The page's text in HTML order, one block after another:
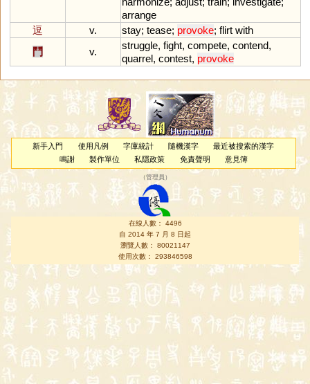
arrange
逗
v. stay; tease; provoke; flirt with
鬥
v.
struggle, fight, compete, contend,
quarrel, contest, provoke
新手入門 使用凡例 字庫統計 隨機漢字
最近被搜索的漢字
鳴謝
製作單位 私隱政策 免責聲明 意見簿
（管理員 ）
在線人數： 4496
自 2014 年 7 月 8 日起
瀏覽人數： 80021147
使用次數： 293846598